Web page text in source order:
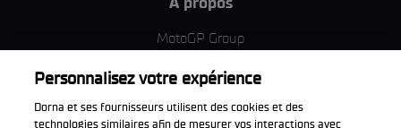
MotoGP Group
Termes et conditions d'utilisation
Politique de confidentialité
Personnalisez votre expérience
Dorna et ses fournisseurs utilisent des cookies et des
technologies similaires afin de mesurer vos interactions avec